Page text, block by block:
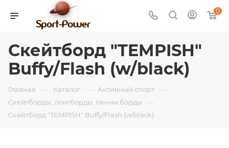
0
Скейтборд "TEMPISH"
Buffy/Flash (w/black)
Главная — Каталог — Активный спорт —
Скейтборды, лонгборды, пенни борды —
Скейтборд "TEMPISH" Buffy/Flash (w/black)